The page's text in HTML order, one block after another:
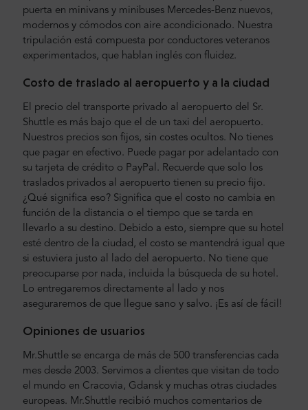
puerta en minivans y minibuses Mercedes-Benz nuevos,
modernos y cómodos con aire acondicionado. Nuestra
tripulación está compuesta por conductores veteranos
experimentados, que hablan inglés con fluidez.
Costo de traslado al aeropuerto y a la ciudad
El precio del transporte privado al aeropuerto del Sr.
Shuttle es más bajo que el de un taxi del aeropuerto.
Nuestros precios son fijos, sin costes ocultos. No tienes
que pagar en efectivo. Puede pagar por adelantado con
su tarjeta de crédito o PayPal. Recuerde que solo los
traslados privados al aeropuerto tienen su precio fijo.
¿Qué significa eso? Significa que el costo no cambia en
función de la distancia o el tiempo que se tarda en
llevarlo a su destino. Debido a esto, siempre que su hotel
esté dentro de la ciudad, el costo se mantendrá igual que
si estuviera justo al lado del aeropuerto. No tiene que
preocuparse por nada, incluida la búsqueda de su hotel.
Lo entregaremos directamente al lado y nos
aseguraremos de que llegue sano y salvo. ¡Es así de fácil!
Opiniones de usuarios
Mr.Shuttle se encarga de más de 500 transferencias cada
mes desde 2003. Servimos a clientes que visitan de todo
el mundo en Cracovia, Gdansk y muchas otras ciudades
europeas. Mr.Shuttle recibió muchos comentarios de